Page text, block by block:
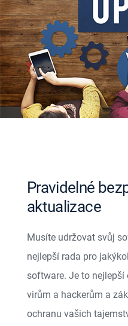
Pravidelné
aktualizace
Musíte udržovat svůj
nejlepší rada pro
software. Je to
virům a hackerům a
ochranu vašich